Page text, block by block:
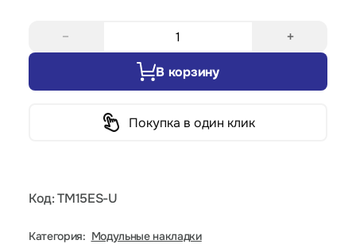
− +
В корзину
Покупка в один клик
Код: TM15ES-U
Категория: Модульные накладки